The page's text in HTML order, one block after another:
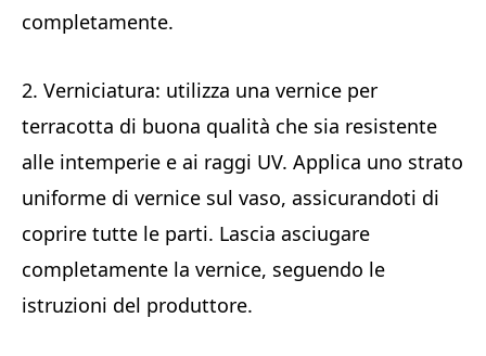
completamente.
2. Verniciatura: utilizza una vernice per
terracotta di buona qualità che sia resistente
alle intemperie e ai raggi UV. Applica uno strato
uniforme di vernice sul vaso, assicurandoti di
coprire tutte le parti. Lascia asciugare
completamente la vernice, seguendo le
istruzioni del produttore.